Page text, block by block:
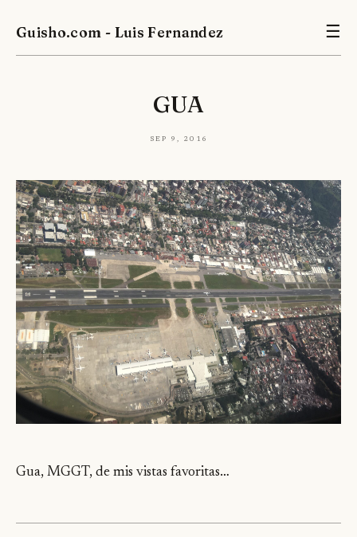
Guisho.com - Luis Fernandez ☰
GUA
Sep 9, 2016
Gua, MGGT, de mis vistas favoritas…